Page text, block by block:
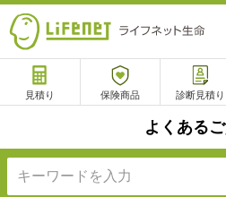
見積り 保険商品 診断見積り
よくある